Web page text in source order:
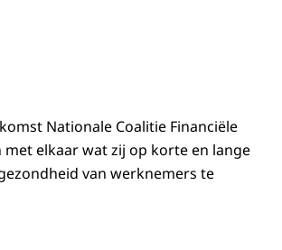
Nationale Coalitie Financiële
elkaar wat zij op korte en lange
van werknemers te